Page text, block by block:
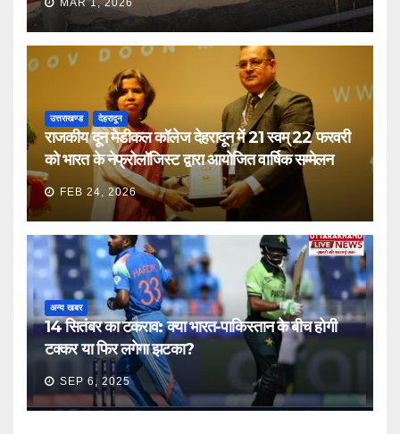
MAR 1, 2026
उत्तराखण्ड देहरादून
राजकीय दून मेडीकल कॉलेज देहरादून में 21 स्वम् 22 फरवरी
को भारत के नेफ्रोलॉजिस्ट द्वारा आयोजित वार्षिक सम्मेलन
FEB 24, 2026
अन्य खबर
14 सितंबर का टकराव: क्या भारत-पाकिस्तान के बीच होगी
टक्कर या फिर लगेगा झटका?
SEP 6, 2025